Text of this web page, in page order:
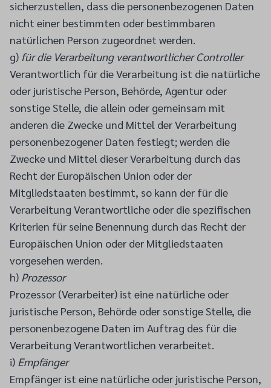
sicherzustellen, dass die personenbezogenen Daten
nicht einer bestimmten oder bestimmbaren
natürlichen Person zugeordnet werden.
g) für die Verarbeitung verantwortlicher Controller
Verantwortlich für die Verarbeitung ist die natürliche
oder juristische Person, Behörde, Agentur oder
sonstige Stelle, die allein oder gemeinsam mit
anderen die Zwecke und Mittel der Verarbeitung
personenbezogener Daten festlegt; werden die
Zwecke und Mittel dieser Verarbeitung durch das
Recht der Europäischen Union oder der
Mitgliedstaaten bestimmt, so kann der für die
Verarbeitung Verantwortliche oder die spezifischen
Kriterien für seine Benennung durch das Recht der
Europäischen Union oder der Mitgliedstaaten
vorgesehen werden.
h) Prozessor
Prozessor (Verarbeiter) ist eine natürliche oder
juristische Person, Behörde oder sonstige Stelle, die
personenbezogene Daten im Auftrag des für die
Verarbeitung Verantwortlichen verarbeitet.
i) Empfänger
Empfänger ist eine natürliche oder juristische Person,